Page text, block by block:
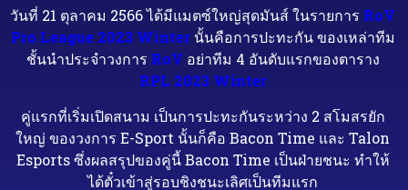
วันที่ 21 ตุลาคม 2566 ได้มีแมตซ์ใหญ่สุดมันส์ ในรายการ RoV
Pro League 2023 Winterนั้นคือการปะทะกัน ของเหล่าทีม
ชั้นนำประจำวงการ RoV อย่าทีม 4 อันดับแรกของตาราง
RPL 2023 Winter
คู่แรกที่เริ่มเปิดสนาม เป็นการปะทะกันระหว่าง 2 สโมสรยัก
ใหญ่ ของวงการ E-Sport นั้นก็คือ Bacon Time และ Talon
Esports ซึ่งผลสรุปของคู่นี้ Bacon Time เป็นฝ่ายชนะ ทำให้
ได้ตั๋วเข้าสู่รอบชิงชนะเลิศเป็นทีมแรก